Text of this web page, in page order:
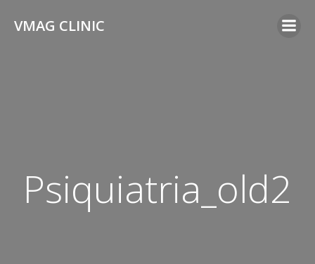
VMAG CLINIC
Psiquiatria_old2